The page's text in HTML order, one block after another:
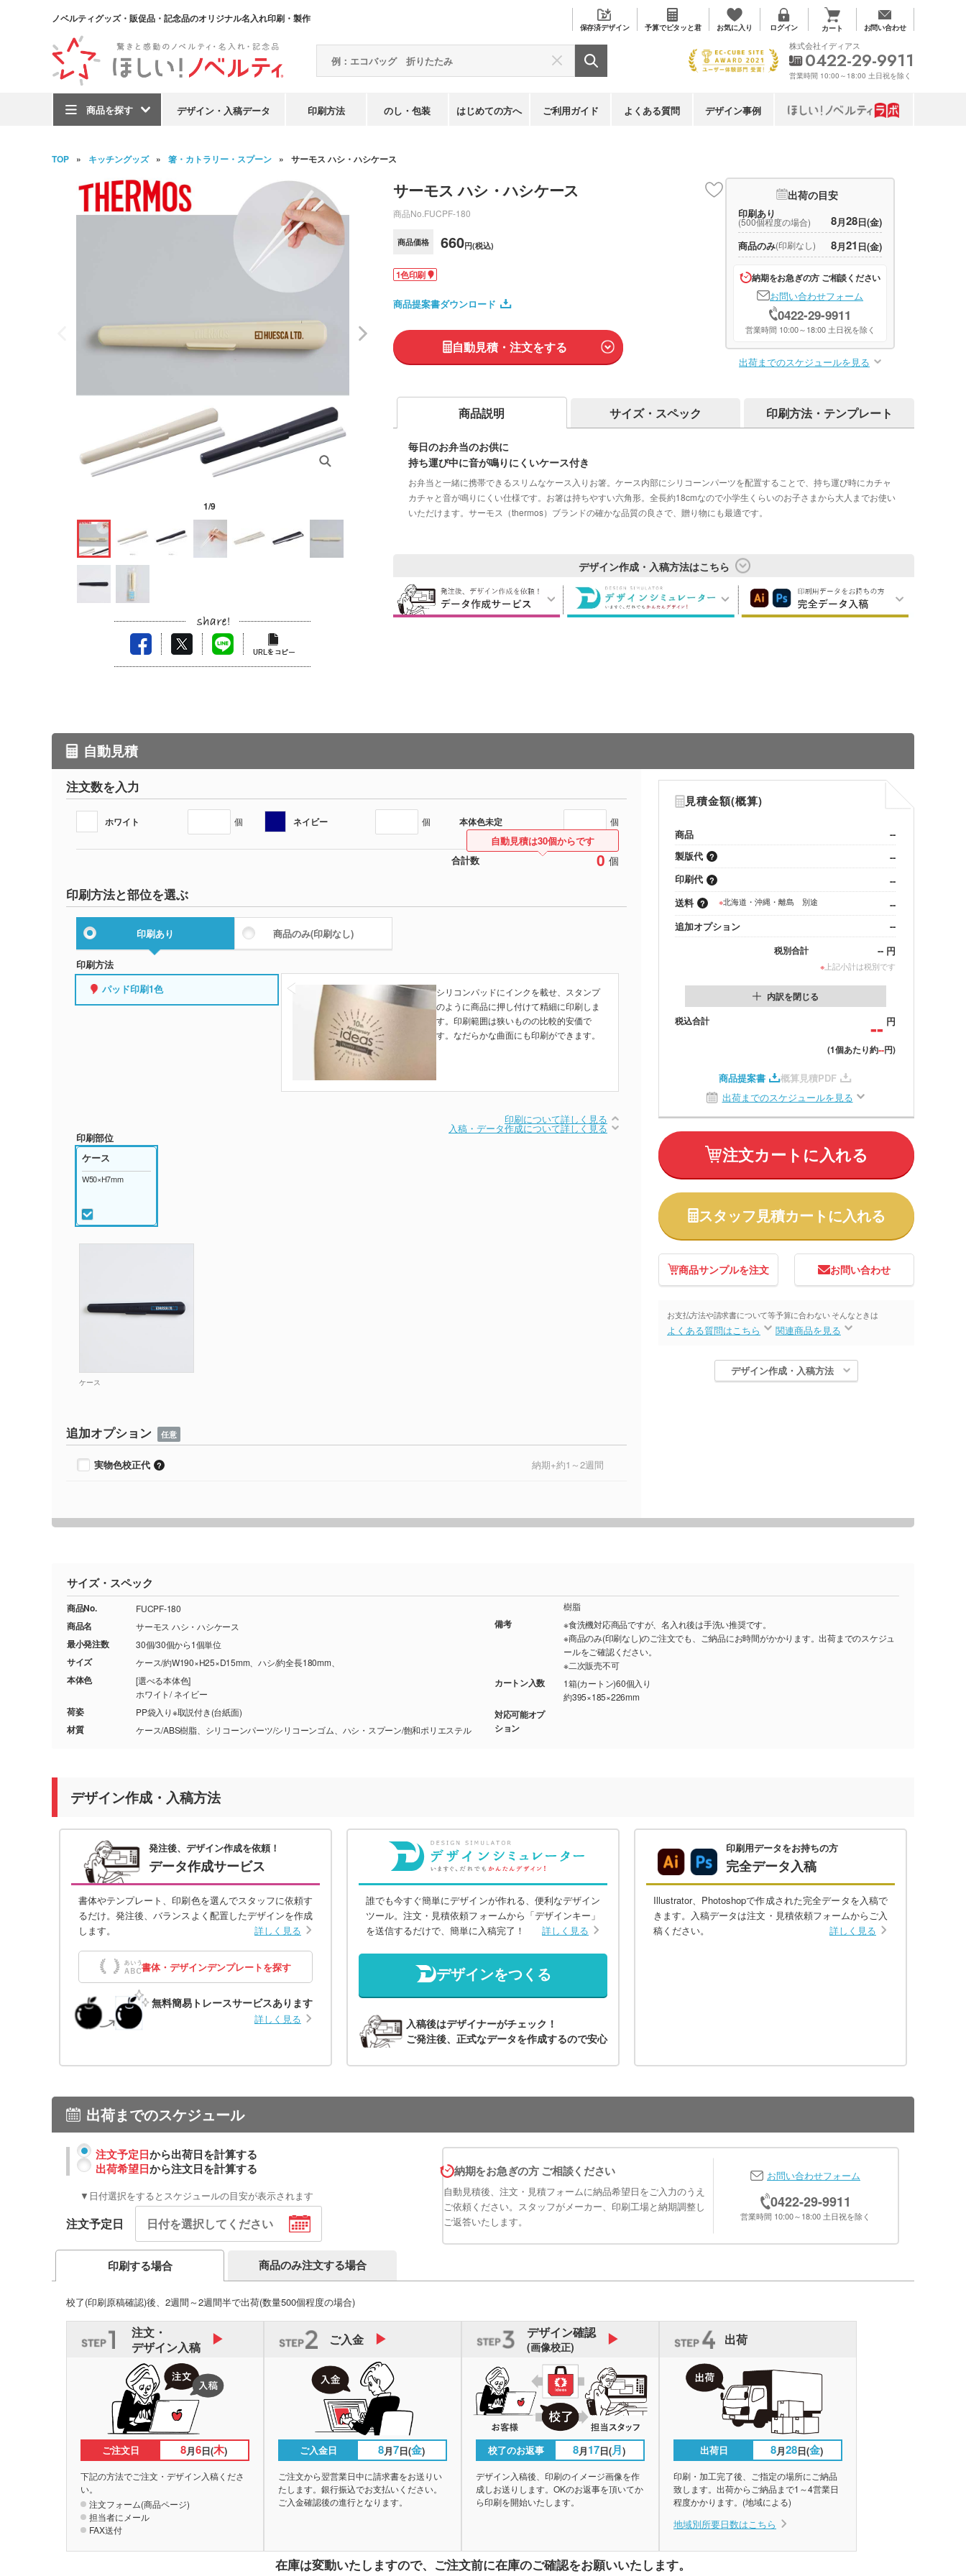
ノベルティグッズ・販促品・記念品のオリジナル名入れ印刷・製作
保存済デザイン 予算でピタッと君 お気に入り ログイン カート お問い合わせ
商品を探す デザイン・入稿データ 印刷方法 のし・包装 はじめての方へ ご利用ガイド よくある質問 デザイン事例
株式会社イディアス
0422-29-9911
営業時間 10:00～18:00 土日祝を除く
TOP キッチングッズ 箸・カトラリー・スプーン サーモス ハシ・ハシケース
1/9
サーモス ハシ・ハシケース
商品No. FUCPF-180
商品価格 660円(税込)
1色印刷
商品提案書ダウンロード
自動見積・注文をする
出荷の目安
印刷あり
(500個程度の場合) 8月28日(金)
商品のみ(印刷なし) 8月21 日(金)
納期をお急ぎの方 ご相談ください
お問い合わせフォーム
0422-29-9911
営業時間 10:00～18:00 土日祝を除く
出荷までのスケジュールを見る
商品説明 サイズ・スペック 印刷方法・テンプレート
毎日のお弁当のお供に
持ち運び中に音が鳴りにくいケース付き
お弁当と一緒に携帯できるスリムなケース入りお箸。ケース内部にシリコーンパーツを配置することで、持ち運び時にカチャ
カチャと音が鳴りにくい仕様です。お箸は持ちやすい六角形。全長約18cmなので小学生くらいのお子さまから大人までお使い
いただけます。サーモス（thermos）ブランドの確かな品質の良さで、贈り物にも最適です。
デザイン作成・入稿方法はこちら
自動見積
注文数を入力
ホワイト 個 ネイビー 個 本体色未定 個
合計数 0 個
自動見積は30個からです
印刷方法と部位を選ぶ
印刷あり 商品のみ(印刷なし)
印刷方法
パッド印刷1色
シリコンパッドにインクを載せ、スタンプ
のように商品に押し付けて精細に印刷しま
す。印刷範囲は狭いものの比較的安価で
す。なだらかな曲面にも印刷ができます。
印刷について詳しく見る
入稿・データ作成について詳しく見る
印刷部位
ケース
W50×H7mm
ケース
追加オプション 任意
実物色校正代 納期+約1～2週間
見積金額(概算)
商品
--
製版代
--
印刷代
--
送料
※北海道・沖縄・離島 別途
--
追加オプション
--
税別合計 -- 円
※ 上記小計は税別です
内訳を閉じる
税込合計
-- 円
(1個あたり約--円)
商品提案書
概算見積PDF
出荷までのスケジュールを見る
注文カートに入れる
スタッフ見積カートに入れる
商品サンプルを注文 お問い合わせ
お支払方法や請求書について等
よくある質問はこちら
予算に合わない そんなときは
関連商品を見る
デザイン作成・入稿方法
サイズ・スペック
商品No. FUCPF-180
商品名 サーモス ハシ・ハシケース
最小発注数 30個/30個から1個単位
サイズ ケース/約W190×H25×D15mm、ハシ/約全長180mm、
本体色
[選べる本体色]
ホワイト/ ネイビー
荷姿 PP袋入り※取説付き(台紙面)
材質 ケース/ABS樹脂、シリコーンパーツ/シリコーンゴム、ハシ・スプーン/飽和ポリエステル
樹脂
備考
※食洗機対応商品ですが、名入れ後は手洗い推奨です。
※商品のみ(印刷なし)のご注文でも、ご納品にお時間がかかります。出荷までのスケジュ
ールをご確認ください。
※二次販売不可
カートン入数
1箱(カートン)60個入り
約395×185×226mm
対応可能オプ
ション
デザイン作成・入稿方法
発注後、デザイン作成を依頼！
データ作成サービス
書体やテンプレート、印刷色を選んでスタッフに依頼す
るだけ。発注後、バランスよく配置したデザインを作成
します。
詳しく見る
書体・デザインデンプレートを探す
無料簡易トレースサービスあります
詳しく見る
誰でも今すぐ簡単にデザインが作れる、便利なデザイン
ツール。注文・見積依頼フォームから「デザインキー」
を送信するだけで、簡単に入稿完了！
詳しく見る
デザインをつくる
入稿後はデザイナーがチェック！
ご発注後、正式なデータを作成するので安心
印刷用データをお持ちの方
完全データ入稿
Illustrator、Photoshopで作成された完全データを入稿で
きます。入稿データは注文・見積依頼フォームからご入
稿ください。
詳しく見る
出荷までのスケジュール
注文予定日から出荷日を計算する
出荷希望日から注文日を計算する
▼日付選択をするとスケジュールの目安が表示されます
注文予定日
納期をお急ぎの方 ご相談ください
自動見積後、注文・見積フォームに納品希望日をご入力のうえ
ご依頼ください。スタッフがメーカー、印刷工場と納期調整し
ご返答いたします。
お問い合わせフォーム
0422-29-9911
営業時間 10:00～18:00 土日祝を除く
印刷する場合 商品のみ注文する場合
校了(印刷原稿確認)後、2週間～2週間半で出荷(数量500個程度の場合)
注文・
デザイン入稿
ご注文日 8月6日(木)
下記の方法でご注文・デザイン入稿くださ
い。
注文フォーム(商品ページ)
担当者にメール
FAX送付
ご入金
ご入金日 8月7日(金)
ご注文から翌営業日中に請求書をお送りい
たします。銀行振込でお支払いください。
ご入金確認後の進行となります。
デザイン確認
(画像校正)
校了のお返事 8月17日(月)
デザイン入稿後、印刷のイメージ画像を作
成しお送りします。OKのお返事を頂いてか
ら印刷を開始いたします。
出荷
出荷日 8月28日(金)
印刷・加工完了後、ご指定の場所にご納品
致します。出荷からご納品まで1～4営業日
程度かかります。(地域による)
地域別所要日数はこちら
在庫は変動いたしますので、 ご注文前に在庫のご確認をお願いいたします。